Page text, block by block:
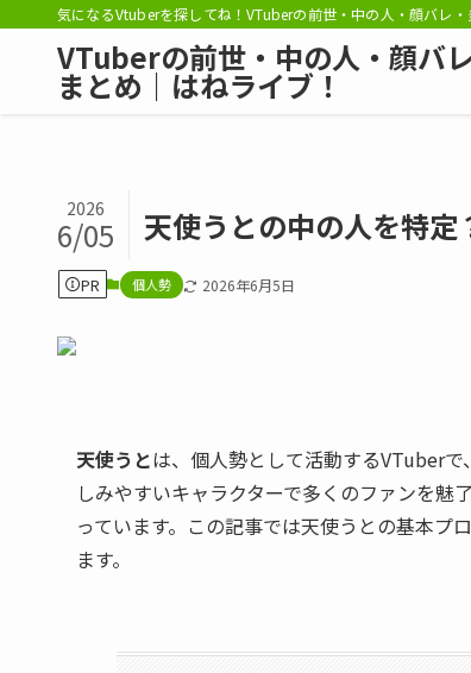
気になるVtuberを探してね！VTuberの前世・中の人・顔バレ
VTuberの前世・中の人・顔バ
まとめ｜はねライブ！
天使うとの中の人を特
2026
6/05
PR 個人勢 2026年6月5日
天使うとは、個人勢として活動するVTuber
しみやすいキャラクターで多くのファンを
っています。この記事では天使うとの基本プ
ます。